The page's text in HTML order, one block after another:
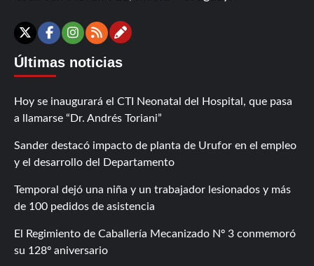
X Facebook
Instagram
RSSContáctanos
Últimas noticias
Hoy se inaugurará el CTI Neonatal del Hospital, que pasa
a llamarse “Dr. Andrés Toriani”
Sander destacó impacto de planta de Urufor en el empleo
y el desarrollo del Departamento
Temporal dejó una niña y un trabajador lesionados y más
de 100 pedidos de asistencia
El Regimiento de Caballería Mecanizado Nº 3 conmemoró
su 128º aniversario